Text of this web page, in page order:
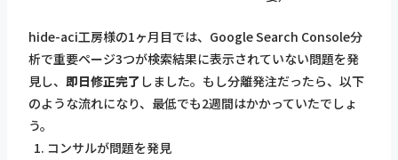
hide-aci工房様の1ヶ月目では、Google Search Console分
析で重要ページ3つが検索結果に表示されていない問題を発
見し、 即日修正完了 しました。もし分離発注だったら、以下
のような流れになり、最低でも2週間はかかっていたでしょ
う。
コンサルが問題を発見